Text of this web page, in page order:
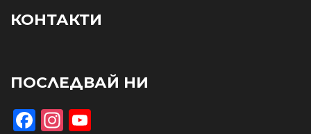
КОНТАКТИ
ПОСЛЕДВАЙ НИ
Facebook
Instagram